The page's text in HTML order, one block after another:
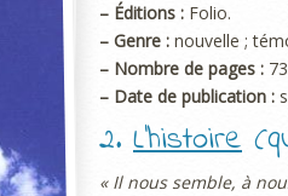
– Éditions : Folio.
– Genre : nouvelle ;
– Nombre de pages :
– Date de publication :
2. L’histoire
« Il nous semble, à